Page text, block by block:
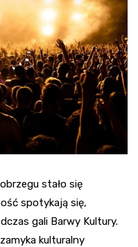
stało się
spotykają się,
gali Barwy Kultury.
kulturalny